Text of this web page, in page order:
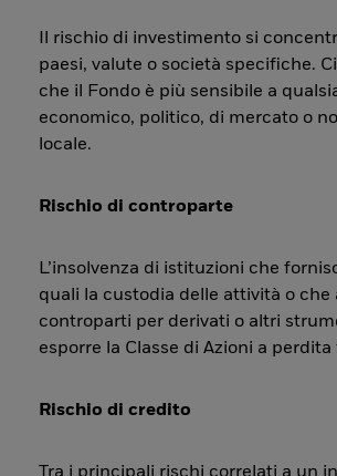
Il rischio di investimento si
paesi, valute o società specifiche.
che il Fondo è più sensibile a
economico, politico, di mercato o
locale.
Rischio di controparte
L’insolvenza di istituzioni che
quali la custodia delle attività o che
controparti per derivati o altri
esporre la Classe di Azioni a
Rischio di credito